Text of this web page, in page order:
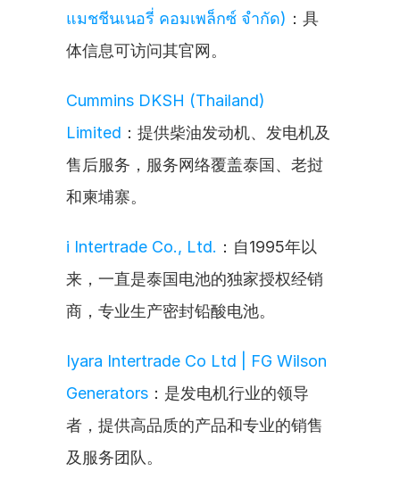
แมชชีนเนอรี่ คอมเพล็กซ์ จำกัด) ：具
体信息可访问其官网。
Cummins DKSH (Thailand)
Limited ：提供柴油发动机、发电机及
售后服务，服务网络覆盖泰国、老挝
和柬埔寨。
i Intertrade Co., Ltd. ：自1995年以
来，一直是泰国电池的独家授权经销
商，专业生产密封铅酸电池。
Iyara Intertrade Co Ltd | FG Wilson
Generators ：是发电机行业的领导
者，提供高品质的产品和专业的销售
及服务团队。